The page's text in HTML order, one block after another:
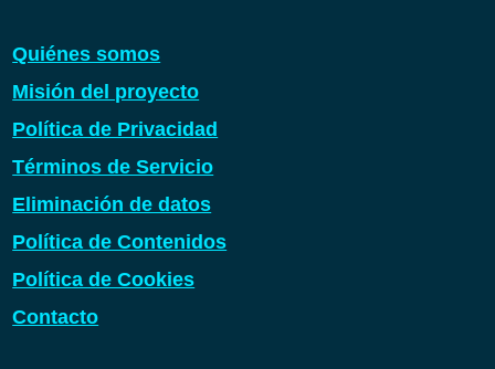
Quiénes somos
Misión del proyecto
Política de Privacidad
Términos de Servicio
Eliminación de datos
Política de Contenidos
Política de Cookies
Contacto